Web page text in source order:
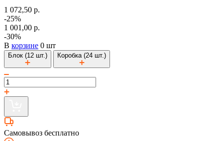
1 072,50 р.
-25%
1 001,00 р.
-30%
В корзине 0 шт
Блок (12 шт.) Коробка (24 шт.)
Самовывоз бесплатно